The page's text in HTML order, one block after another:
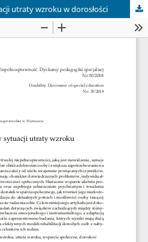
utraty wzroku w dorosłości